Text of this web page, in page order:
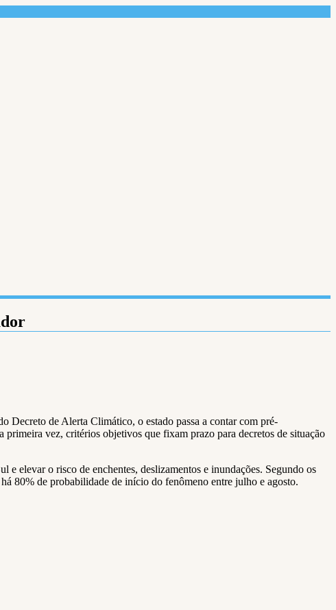
Decreto de Alerta Climático, o estado passa a contar com pré-
vez, critérios objetivos que fixam prazo para decretos de situação
elevar o risco de enchentes, deslizamentos e inundações. Segundo os
80% de probabilidade de início do fenômeno entre julho e agosto.